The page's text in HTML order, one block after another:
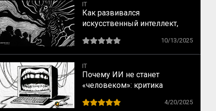
IT
Как развивался
искусственный интеллект,
смоделировать человека как
формальное устройство
10/13/2025
IT
Почему ИИ не станет
«человеком»: критика
изложении Хьюберта
4/20/2025